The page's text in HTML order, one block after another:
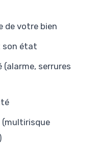
de votre bien
son état
serrures
(multirisque